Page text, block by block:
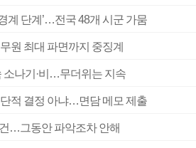
계 단계’…전국 48개 시군 가뭄
원 최대 파면까지 중징계
소나기·비…무더위는 지속
적 결정 아냐…면담 메모 제출
…그동안 파악조차 안해